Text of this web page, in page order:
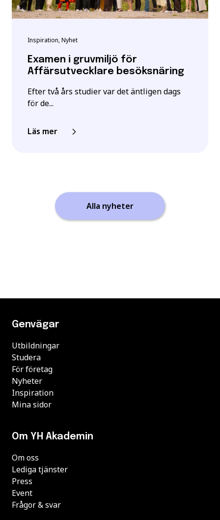
Inspiration, Nyhet
Examen i gruvmiljö för
Affärsutvecklare besöksnäring
Efter två års studier var det äntligen dags
för de...
Läs mer
Alla nyheter
Genvägar
Utbildningar
Studera
För företag
Nyheter
Inspiration
Mina sidor
Om YH Akademin
Om oss
Lediga tjänster
Press
Event
Frågor & svar